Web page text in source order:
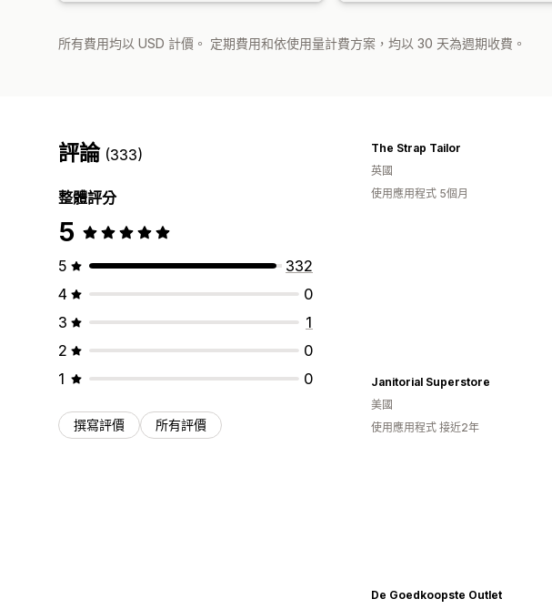
所有費用均以 USD 計價。 定期費用和依使用量計費方案，均以 30 天為週期收費。
評論 (333)
整體評分
5
5
332
4
0
3
1
2
0
1
0
撰寫評價 所有評價
The Strap Tailor
英國
使用應用程式 5個月
Janitorial Superstore
美國
使用應用程式 接近2年
De Goedkoopste Outlet